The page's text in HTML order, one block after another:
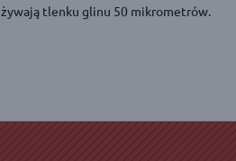
tlenku glinu 50 mikrometrów.